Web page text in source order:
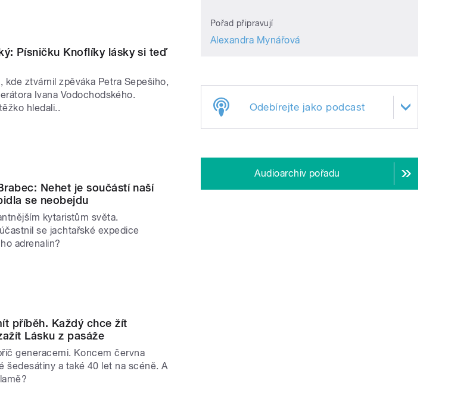
Písničku Knoflíky lásky si teď
ztvárnil zpěváka Petra Sepešiho,
Ivana Vodochodského.
hledali..
Nehet je součástí naší
se neobejdu
kytaristům světa.
se jachtařské expedice
adrenalin?
příběh. Každý chce žít
Lásku z pasáže
generacemi. Koncem června
šedesátiny a také 40 let na scéně. A
Pořad připravují
Alexandra Mynářová
Odebírejte jako podcast
Audioarchiv pořadu